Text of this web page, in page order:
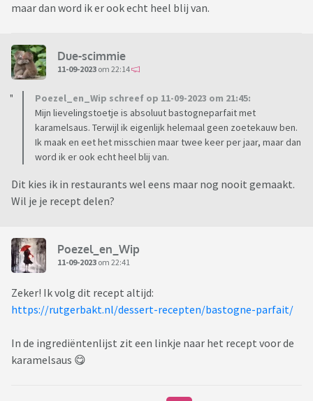
maar dan word ik er ook echt heel blij van.
Due-scimmie
11-09-2023 om 22:14
Poezel_en_Wip schreef op 11-09-2023 om 21:45:
Mijn lievelingstoetje is absoluut bastogneparfait met
karamelsaus. Terwijl ik eigenlijk helemaal geen zoetekauw ben.
Ik maak en eet het misschien maar twee keer per jaar, maar dan
word ik er ook echt heel blij van.
Dit kies ik in restaurants wel eens maar nog nooit gemaakt.
Wil je je recept delen?
Poezel_en_Wip
11-09-2023 om 22:41
Zeker! Ik volg dit recept altijd:
https://rutgerbakt.nl/dessert-recepten/bastogne-parfait/
In de ingrediëntenlijst zit een linkje naar het recept voor de
karamelsaus 😋